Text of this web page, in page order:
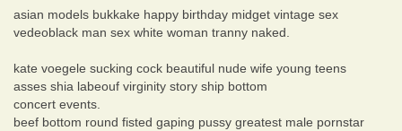
asian models bukkake happy birthday midget vintage sex
vedeoblack man sex white woman tranny naked.
kate voegele sucking cock beautiful nude wife young teens
asses shia labeouf virginity story ship bottom
concert events.
beef bottom round fisted gaping pussy greatest male pornstar